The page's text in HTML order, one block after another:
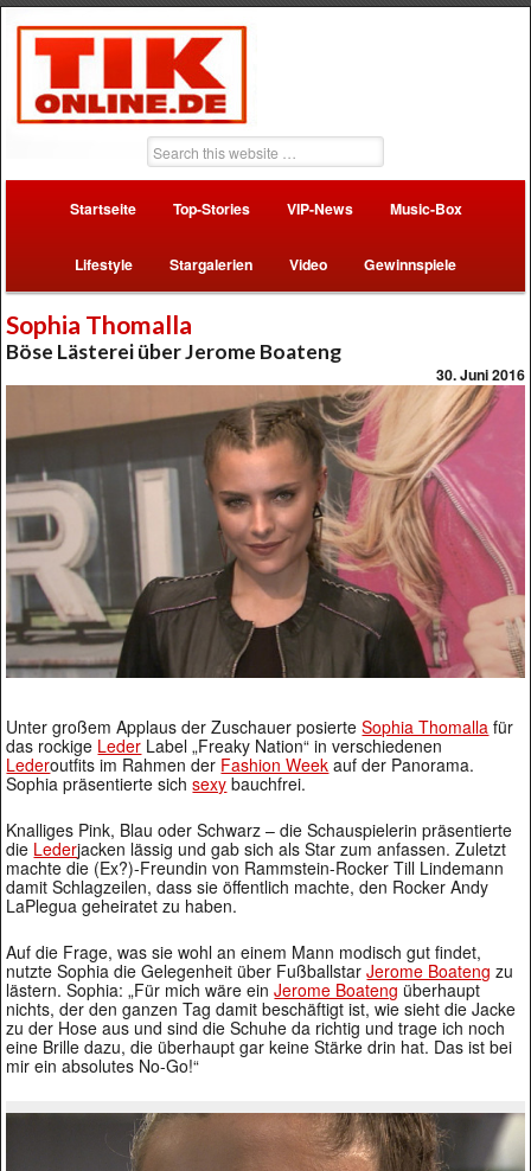
Startseite Top-Stories VIP-News Music-Box
Lifestyle Stargalerien Video Gewinnspiele
Sophia Thomalla
Böse Lästerei über Jerome Boateng
30. Juni 2016
Unter großem Applaus der Zuschauer posierteSophia Thomalla für
das rockige Leder Label „Freaky Nation“ in verschiedenen
Lederoutfits im Rahmen der Fashion Week auf der Panorama.
Sophia präsentierte sichsexy bauchfrei.
Knalliges Pink, Blau oder Schwarz – die Schauspielerin präsentierte
die Lederjacken lässig und gab sich als Star zum anfassen. Zuletzt
machte die (Ex?)-Freundin von Rammstein-Rocker Till Lindemann
damit Schlagzeilen, dass sie öffentlich machte, den Rocker Andy
LaPlegua geheiratet zu haben.
Auf die Frage, was sie wohl an einem Mann modisch gut findet,
nutzte Sophia die Gelegenheit über FußballstarJerome Boateng zu
lästern. Sophia: „Für mich wäre einJerome Boateng überhaupt
nichts, der den ganzen Tag damit beschäftigt ist, wie sieht die Jacke
zu der Hose aus und sind die Schuhe da richtig und trage ich noch
eine Brille dazu, die überhaupt gar keine Stärke drin hat. Das ist bei
mir ein absolutes No-Go!“